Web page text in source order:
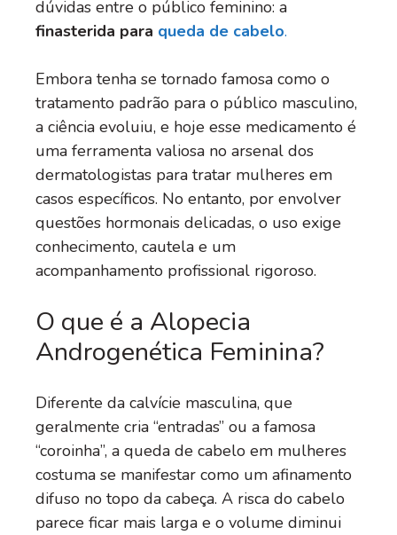
dúvidas entre o público feminino: a
finasterida para queda de cabelo.
Embora tenha se tornado famosa como o
tratamento padrão para o público masculino,
a ciência evoluiu, e hoje esse medicamento é
uma ferramenta valiosa no arsenal dos
dermatologistas para tratar mulheres em
casos específicos. No entanto, por envolver
questões hormonais delicadas, o uso exige
conhecimento, cautela e um
acompanhamento profissional rigoroso.
O que é a Alopecia
Androgenética Feminina?
Diferente da calvície masculina, que
geralmente cria “entradas” ou a famosa
“coroinha”, a queda de cabelo em mulheres
costuma se manifestar como um afinamento
difuso no topo da cabeça. A risca do cabelo
parece ficar mais larga e o volume diminui